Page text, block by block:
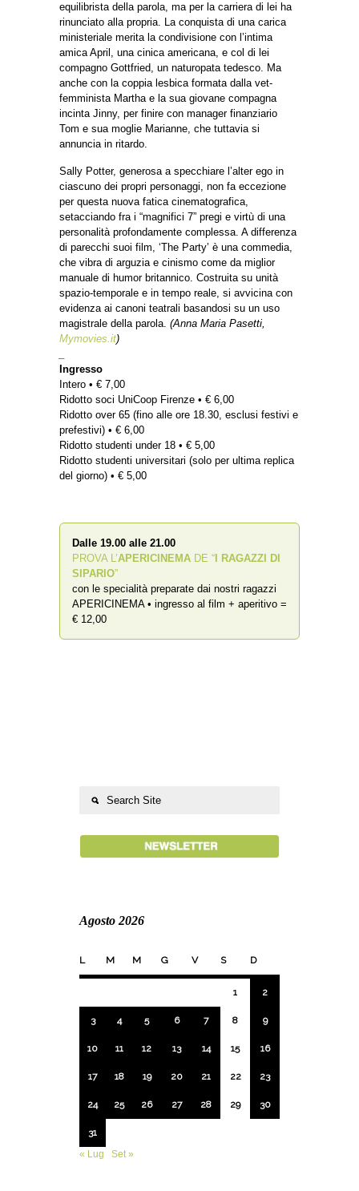
equilibrista della parola, ma per la carriera di lei ha
rinunciato alla propria. La conquista di una carica
ministeriale merita la condivisione con l’intima
amica April, una cinica americana, e col di lei
compagno Gottfried, un naturopata tedesco. Ma
anche con la coppia lesbica formata dalla vet-
femminista Martha e la sua giovane compagna
incinta Jinny, per finire con manager finanziario
Tom e sua moglie Marianne, che tuttavia si
annuncia in ritardo.
Sally Potter, generosa a specchiare l’alter ego in
ciascuno dei propri personaggi, non fa eccezione
per questa nuova fatica cinematografica,
setacciando fra i “magnifici 7” pregi e virtù di una
personalità profondamente complessa. A differenza
di parecchi suoi film, ‘The Party’ è una commedia,
che vibra di arguzia e cinismo come da miglior
manuale di humor britannico. Costruita su unità
spazio-temporale e in tempo reale, si avvicina con
evidenza ai canoni teatrali basandosi su un uso
magistrale della parola. (Anna Maria Pasetti,
Mymovies.it)
Ingresso
Intero • € 7,00
Ridotto soci UniCoop Firenze • € 6,00
Ridotto over 65 (fino alle ore 18.30, esclusi festivi e
prefestivi) • € 6,00
Ridotto studenti under 18 • € 5,00
Ridotto studenti universitari (solo per ultima replica
del giorno) • € 5,00
Dalle 19.00 alle 21.00
PROVA L’APERICINEMA DE “ I RAGAZZI DI
SIPARIO”
con le specialità preparate dai nostri ragazzi
APERICINEMA • ingresso al film + aperitivo =
€ 12,00
Agosto 2026
L M M G V S D
1 2
3 4 5 6 7 8 9
10 11 12 13 14 15 16
17 18 19 20 21 22 23
24 25 26 27 28 29 30
31
« Lug
Set »